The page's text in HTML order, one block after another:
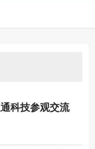
科技参观交流